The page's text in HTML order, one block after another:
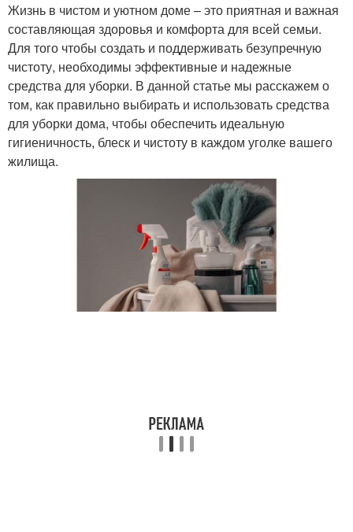
Жизнь в чистом и уютном доме – это приятная и важная
составляющая здоровья и комфорта для всей семьи.
Для того чтобы создать и поддерживать безупречную
чистоту, необходимы эффективные и надежные
средства для уборки. В данной статье мы расскажем о
том, как правильно выбирать и использовать средства
для уборки дома, чтобы обеспечить идеальную
гигиеничность, блеск и чистоту в каждом уголке вашего
жилища.